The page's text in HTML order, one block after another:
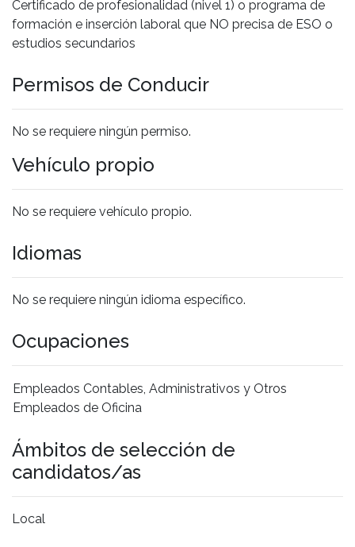
Certificado de profesionalidad (nivel 1) o programa de
formación e inserción laboral que NO precisa de ESO o
estudios secundarios
Permisos de Conducir
No se requiere ningún permiso.
Vehículo propio
No se requiere vehículo propio.
Idiomas
No se requiere ningún idioma específico.
Ocupaciones
Empleados Contables, Administrativos y Otros
Empleados de Oficina
Ámbitos de selección de
candidatos/as
Local